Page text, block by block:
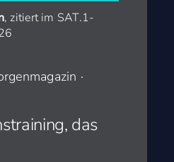
, zitiert im SAT.1-
·
das